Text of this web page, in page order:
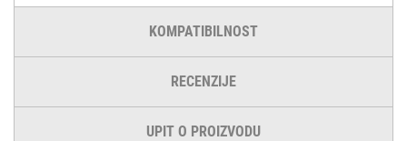
KOMPATIBILNOST
RECENZIJE
UPIT O PROIZVODU